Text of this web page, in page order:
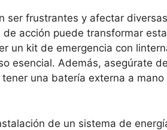
ser frustrantes y afectar
acción puede transformar
un kit de emergencia con
esencial. Además, asegúrate
una batería externa a
de un sistema de